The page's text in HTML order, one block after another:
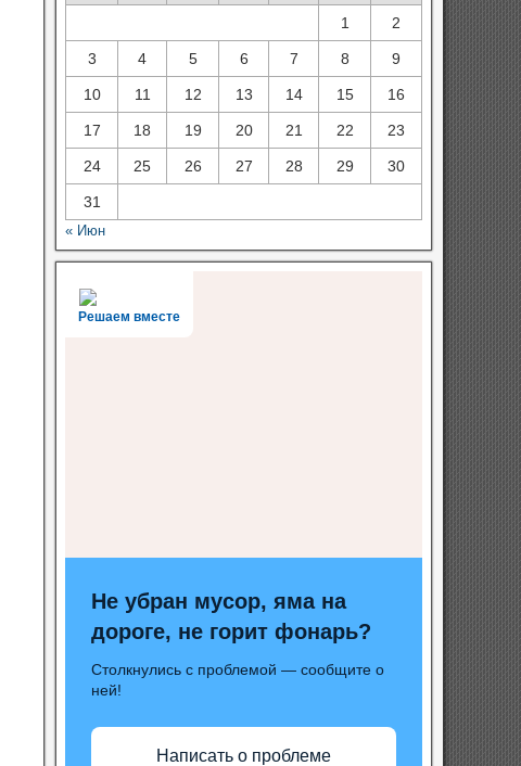
1 2
3 4 5 6 7 8 9
10 11 12 13 14 15 16
17 18 19 20 21 22 23
24 25 26 27 28 29 30
31
« Июн
Решаем вместе
Не убран мусор, яма на
дороге, не горит фонарь?
Столкнулись с проблемой — сообщите о
ней!
Написать о проблеме